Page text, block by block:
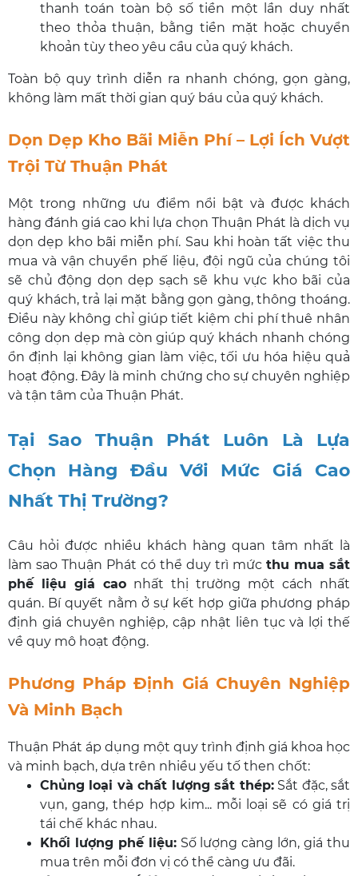
thanh toán toàn bộ số tiền một lần duy nhất
theo thỏa thuận, bằng tiền mặt hoặc chuyển
khoản tùy theo yêu cầu của quý khách.
Toàn bộ quy trình diễn ra nhanh chóng, gọn gàng,
không làm mất thời gian quý báu của quý khách.
Dọn Dẹp Kho Bãi Miễn Phí – Lợi Ích Vượt
Trội Từ Thuận Phát
Một trong những ưu điểm nổi bật và được khách
hàng đánh giá cao khi lựa chọn Thuận Phát là dịch vụ
dọn dẹp kho bãi miễn phí. Sau khi hoàn tất việc thu
mua và vận chuyển phế liệu, đội ngũ của chúng tôi
sẽ chủ động dọn dẹp sạch sẽ khu vực kho bãi của
quý khách, trả lại mặt bằng gọn gàng, thông thoáng.
Điều này không chỉ giúp tiết kiệm chi phí thuê nhân
công dọn dẹp mà còn giúp quý khách nhanh chóng
ổn định lại không gian làm việc, tối ưu hóa hiệu quả
hoạt động. Đây là minh chứng cho sự chuyên nghiệp
và tận tâm của Thuận Phát.
Tại Sao Thuận Phát Luôn Là Lựa
Chọn Hàng Đầu Với Mức Giá Cao
Nhất Thị Trường?
Câu hỏi được nhiều khách hàng quan tâm nhất là
làm sao Thuận Phát có thể duy trì mức thu mua sắt
phế liệu giá cao nhất thị trường một cách nhất
quán. Bí quyết nằm ở sự kết hợp giữa phương pháp
định giá chuyên nghiệp, cập nhật liên tục và lợi thế
về quy mô hoạt động.
Phương Pháp Định Giá Chuyên Nghiệp
Và Minh Bạch
Thuận Phát áp dụng một quy trình định giá khoa học
và minh bạch, dựa trên nhiều yếu tố then chốt:
Chủng loại và chất lượng sắt thép:Sắt đặc, sắt
vụn, gang, thép hợp kim... mỗi loại sẽ có giá trị
tái chế khác nhau.
Khối lượng phế liệu:Số lượng càng lớn, giá thu
mua trên mỗi đơn vị có thể càng ưu đãi.